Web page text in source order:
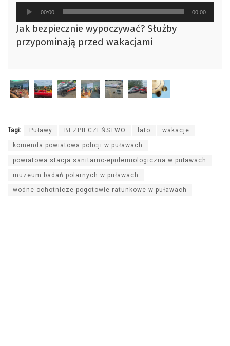
Odtwarzacz
plików
dźwiękowych
00:00 00:00
Jak bezpiecznie wypoczywać? Służby
przypominają przed wakacjami
Tagi: Puławy BEZPIECZEŃSTWO lato wakacje
komenda powiatowa policji w puławach
powiatowa stacja sanitarno-epidemiologiczna w puławach
muzeum badań polarnych w puławach
wodne ochotnicze pogotowie ratunkowe w puławach